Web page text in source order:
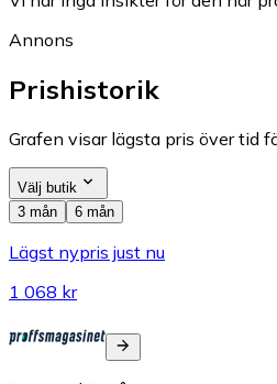
Annons
Prishistorik
Grafen visar lägsta pris över tid
Välj butik
3 mån
6 mån
Lägst nypris just nu
1 068 kr